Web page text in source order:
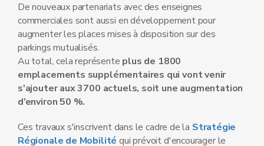
De nouveaux partenariats avec des enseignes
commerciales sont aussi en développement pour
augmenter les places mises à disposition sur des
parkings mutualisés.
Au total, cela représente plus de 1800
emplacements supplémentaires qui vont venir
s'ajouter aux 3700 actuels, soit une augmentation
d’environ 50 %.
Ces travaux s'inscrivent dans le cadre de la Stratégie
Régionale de Mobilité qui prévoit d'encourager le